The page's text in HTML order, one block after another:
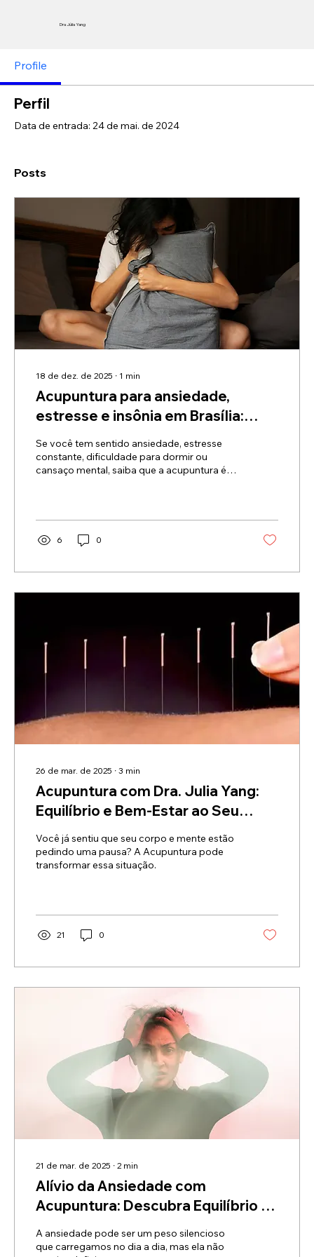
Dra Júlia Yang
Profile
Perfil
Data de entrada: 24 de mai. de 2024
Posts
18 de dez. de 2025 ∙ 1 min
Acupuntura para ansiedade,
estresse e insônia em Brasília:
equilíbrio corpo e mente
Se você tem sentido ansiedade, estresse
constante, dificuldade para dormir ou
cansaço mental, saiba que a acupuntura é
6 0
26 de mar. de 2025 ∙ 3 min
Acupuntura com Dra. Julia Yang:
Equilíbrio e Bem-Estar ao Seu
Alcance
Você já sentiu que seu corpo e mente estão
pedindo uma pausa? A Acupuntura pode
transformar essa situação.
21 0
21 de mar. de 2025 ∙ 2 min
Alívio da Ansiedade com
Acupuntura: Descubra Equilíbrio e
Bem-Estar com Dra. Julia Yang
A ansiedade pode ser um peso silencioso
que carregamos no dia a dia, mas ela não